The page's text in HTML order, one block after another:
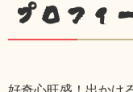
プロフィ
好奇心旺盛！出かけ